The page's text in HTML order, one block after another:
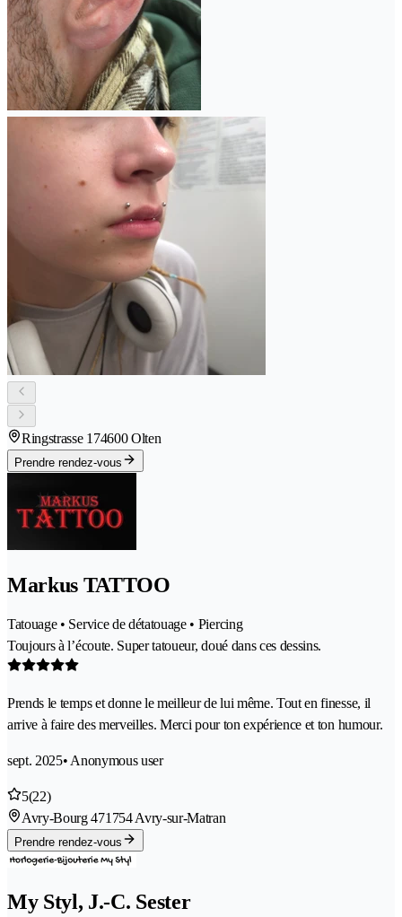
Ringstrasse 174600 Olten
Prendre rendez-vous
Markus TATTOO
Tatouage • Service de détatouage • Piercing
Toujours à l’écoute. Super tatoueur, doué dans ces dessins.
Prends le temps et donne le meilleur de lui même. Tout en finesse, il
arrive à faire des merveilles. Merci pour ton expérience et ton humour.
sept. 2025• Anonymous user
5(22)
Avry-Bourg 471754 Avry-sur-Matran
Prendre rendez-vous
My Styl, J.-C. Sester